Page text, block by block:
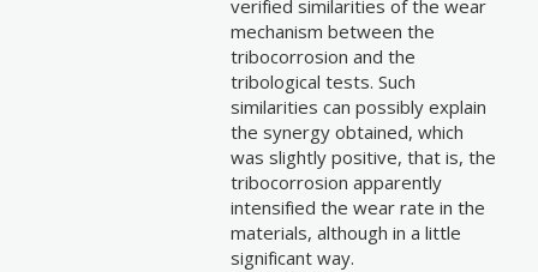
verified similarities of the wear
mechanism between the
tribocorrosion and the
tribological tests. Such
similarities can possibly explain
the synergy obtained, which
was slightly positive, that is, the
tribocorrosion apparently
intensified the wear rate in the
materials, although in a little
significant way.